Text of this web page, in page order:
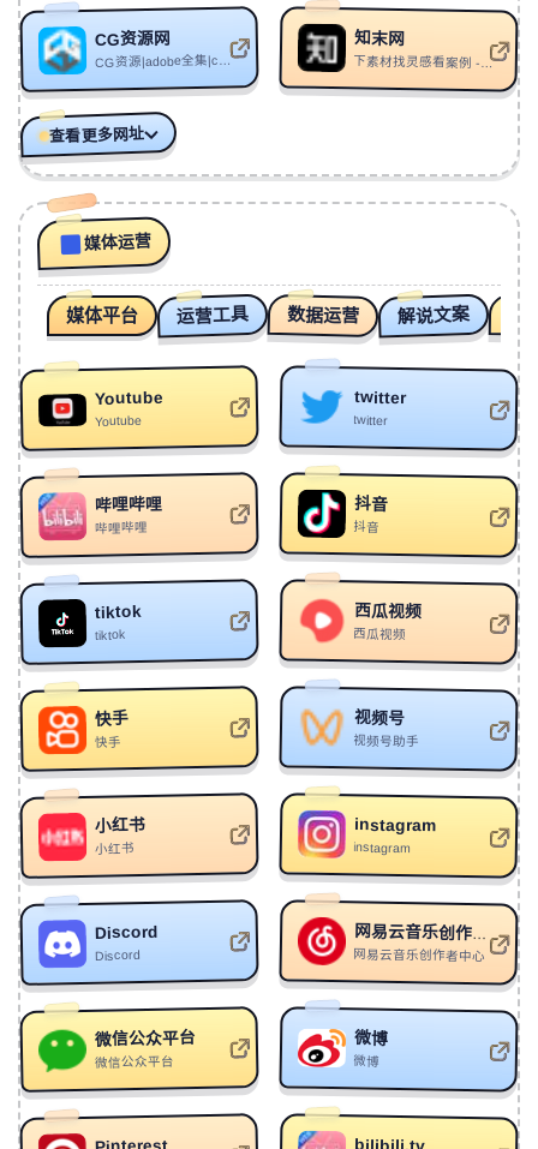
88 MONTAGEM XONADA (Remix)
89 Strange Noises Philter
90 Neoni/RIELL
91 Overlooks
92 Love Story Indila
93 sirius+after hours
94 Darddn
95 我在坠落！！！！！！！ BBoxer酋长
96 Venger Perturbator/Greta Link
98 Fox Tales
99 Luna(月神) Bethybai/岸炘
100 The Fallen
101 다정 한저 승길
102 Wasted (Nightcore) (feat. harmony haven)
murkish/Huken/harmony haven
103 Fall Apart
104 Insomnia Lunak/iphonk
105 Le Monde (From Talk to Me) Richard Carter
106 Shadows PASTEL GHOST
107 LIKE YXU WXULD KNXW (AUTUMN TREES)
Kordhell（Mick Kenny）/CORPSE/SCARLXRD
108 Dark Beach PASTEL GHOST
109 Mikawa
110
111 In The Sky 7vvch
113 this is what space feels like JVKE
114 玻璃晴朗，桔子辉煌
115 Duvet Bôa
116
能。
视译宝-跨平台本地视频转译应用：
https://github.com/deijing/shiyibao：开源的本地视频转
译工具，集成ASR语音识别、Gemini翻译、MiMo配音与
FFmpeg合成，支持多协议AI API和硬件加速。
Douyin2Obsidian - 抖音同步到 Obsidian 插件：
https://douyin.2obsidian.com/
将抖音收藏、作品、点赞自动同步到本地 Vault，并自动
提取视频逐字稿和图片文字。
素刀 - 本地素材管理与自然语言检索工具：
https://qianqianhaiou.github.io/ClipKnife/：素刀是一款
面向创作者的本地素材管理工具，支持图片与视频的自
然语言搜索、分镜抽帧、本地索引，无需上传云端，保
OneTouch-Mac 菜单栏一体化快捷开关工具：
https://github.com/Cherry-Yiran/OneTouch
macOS 菜单栏工具，整合专注、显示、清理、设备与系
统控制，帮助用户快速完成每日重复操作。
SD WebUI All In One：https://licyk.github.io/sd-webui-
all-in-one/：一组用于安装、下载、启动和管理Stable
Diffusion WebUI、ComfyUI、Fooocus等AI绘图工具的
文档与脚本集合。
LitePan：https://www.litepan.top/：LitePan是一款聚合
多网盘、生成STRM并刮削元数据、自动整理联动、支持
跨盘秒传和媒体反代的影音工作流工具，提供Docker部
署。
Yevideo AI：https://yevideo.io： Yevideo 提供多种前沿
AI视频和图片生成模型，支持文生视频、图生视频、多
图生成及视频编辑，并具备高质量、低成本等特性。
PartFit 3D - 在线分割STL与3MF文件工具：
https://partfit3d.com/ ：PartFit 3D是一个本地优先的在线
工具，无需上传即可分割STL和3MF文件，支持自动和
专业模式，帮助用户检查模型尺寸、调整方向并导出
3MF文件。
CG资源网
CG资源|adobe全集|c4d教程|ae模板|cinemad|中文教程
知末网
下素材找灵感看案例 - 发现更好的设计
查看更多网址
媒体运营
媒体平台 运营工具 数据运营 解说文案 抖
Youtube
Youtube
twitter
twitter
哔哩哔哩
哔哩哔哩
抖音
抖音
tiktok
tiktok
西瓜视频
西瓜视频
快手
快手
视频号
视频号助手
小红书
小红书
instagram
instagram
Discord
Discord
网易云音乐创作者中心
网易云音乐创作者中心
微信公众平台
微信公众平台
微博
微博